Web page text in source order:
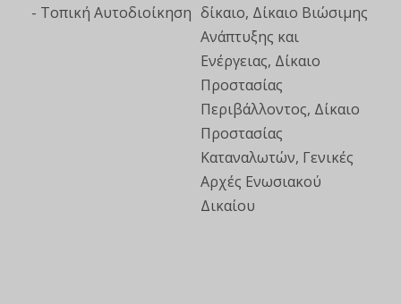
- Τοπική Αυτοδιοίκηση δίκαιο, Δίκαιο Βιώσιμης
Ανάπτυξης και
Ενέργειας, Δίκαιο
Προστασίας
Περιβάλλοντος, Δίκαιο
Προστασίας
Καταναλωτών, Γενικές
Αρχές Ενωσιακού
Δικαίου